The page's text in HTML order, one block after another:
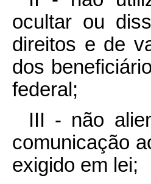
ocultar ou
direitos e de
dos
federal;
III - não
comunicação
exigido em lei;